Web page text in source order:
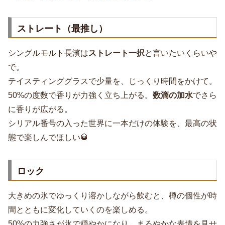
ストレート（最推し）
シングルモルト長濱はストレート一択と言いたいくらいや
で。
テイスティンググラスで少量を、じっくり時間をかけて。
50%の度数で香りが力強く立ち上がる。 数滴の加水でさら
に香りが広がる。
シリアル番号の入った世界に一本だけの体験を、最高の状
態で楽しんでほしい🥃
ロック
大きめの氷でゆっくり溶かしながら飲むと、樽の個性が時
間とともに変化していくのを楽しめる。